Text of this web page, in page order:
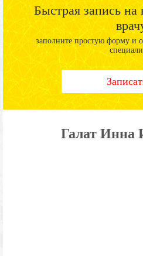
Быстрая запись на
заполните простую форму и
Галат Инна